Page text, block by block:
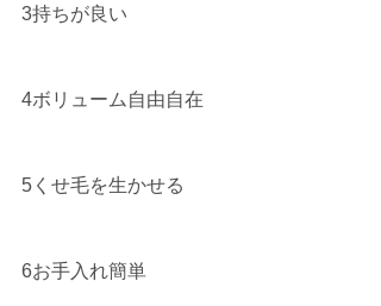
3持ちが良い
4ボリューム自由自在
5くせ毛を生かせる
6お手入れ簡単